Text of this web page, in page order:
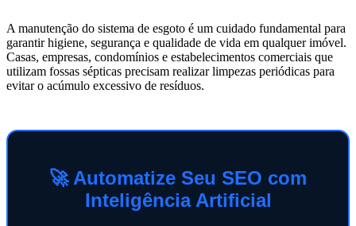
A manutenção do sistema de esgoto é um cuidado fundamental para
garantir higiene, segurança e qualidade de vida em qualquer imóvel.
Casas, empresas, condomínios e estabelecimentos comerciais que
utilizam fossas sépticas precisam realizar limpezas periódicas para
evitar o acúmulo excessivo de resíduos.
🚀 Automatize Seu SEO com
Inteligência Artificial